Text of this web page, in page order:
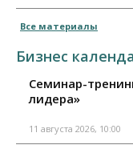
Все материалы
Бизнес
Семинар-
лидера»
11 августа 2026, 10:00